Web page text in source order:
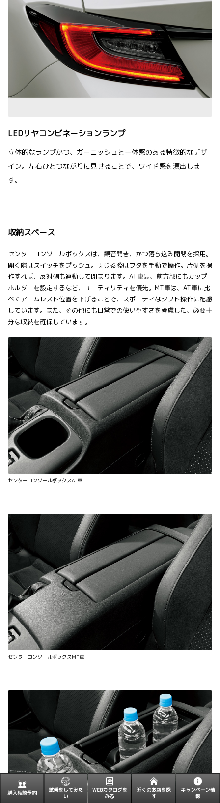
LEDリヤコンビネーションランプ
立体的なランプかつ、ガーニッシュと一体感のある特徴的なデザ
イン。左右ひとつながりに見せることで、ワイド感を演出しま
す。
収納スペース
センターコンソールボックスは、観音開き、かつ落ち込み開閉を採用。
開く際はスイッチをプッシュ。閉じる際はフタを手動で操作。片側を操
作すれば、反対側も連動して閉まります。AT車は、前方部にもカップ
ホルダーを設定するなど、ユーティリティを優先。MT車は、AT車に比
べてアームレスト位置を下げることで、スポーティなシフト操作に配慮
しています。また、その他にも日常での使いやすさを考慮した、必要十
分な収納を確保しています。
センターコンソールボックスAT車
センターコンソールボックスMT車
購入相談予約
試乗をしてみた
い
WEBカタログを
みる
近くのお店を探
す
キャンペーン情
報